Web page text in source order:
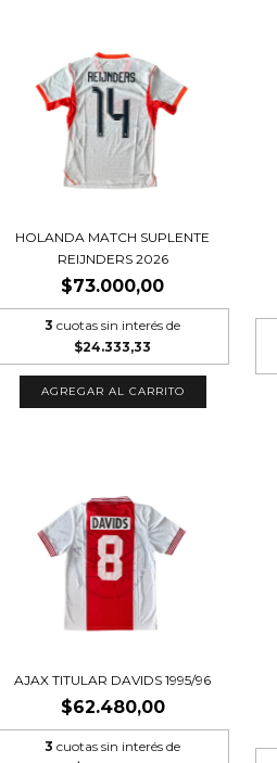
HOLANDA MATCH SUPLENTE
REIJNDERS 2026
$73.000,00
3 cuotas sin interés de
$24.333,33
AGREGAR AL CARRITO
AJAX TITULAR DAVIDS 1995/96
$62.480,00
3 cuotas sin interés de